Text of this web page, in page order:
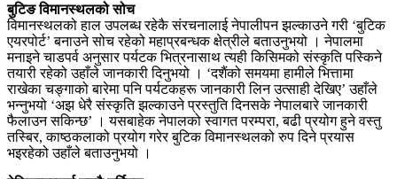
बुटिङ विमानस्थलको सोच
विमानस्थलको हाल उपलब्ध रहेकै संरचनालाई नेपालीपन झल्काउने गरी ‘बुटिक
एयरपोर्ट’ बनाउने सोच रहेको महाप्रबन्धक क्षेत्रीले बताउनुभयो । नेपालमा
मनाइने चाडपर्व अनुसार पर्यटक भित्रनासाथ त्यही किसिमको संस्कृति पस्किने
तयारी रहेको उहाँले जानकारी दिनुभयो । ‘दशैंको समयमा हामीले भित्तामा
राखेका चङ्गाको बारेमा पनि पर्यटकहरू जानकारी लिन उत्साही देखिए’ उहाँले
भन्नुभयो ‘अझ धेरै संस्कृति झल्काउने प्रस्तुति दिनसके नेपालबारे जानकारी
फैलाउन सकिन्छ’ । यसबाहेक नेपालको स्वागत परम्परा, बढी प्रयोग हुने वस्तु
तस्बिर, काष्ठकलाको प्रयोग गरेर बुटिक विमानस्थलको रुप दिने प्रयास
भइरहेको उहाँले बताउनुभयो ।